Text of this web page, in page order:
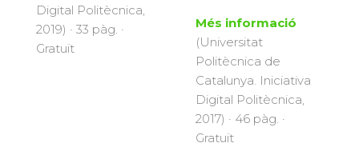
Digital Politècnica,
2019) · 33 pàg. ·
Gratuït
Més informació
(Universitat
Politècnica de
Catalunya. Iniciativa
Digital Politècnica,
2017) · 46 pàg. ·
Gratuït